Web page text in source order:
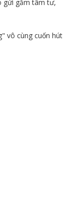
gửi gắm tâm tư,
vô cùng cuốn hút